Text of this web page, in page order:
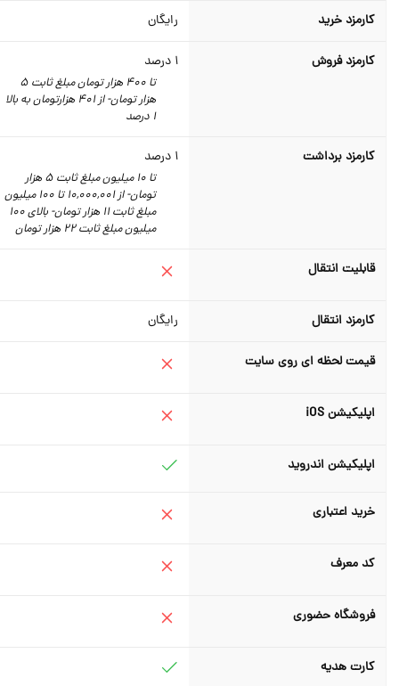
کارمزد خرید رایگان
کارمزد فروش درصد
تا 400 هزار تومان مبلغ ثابت 5
هزار تومان- از 401 هزارتومان به بالا
کارمزد برداشت درصد
تا 10 میلیون مبلغ ثابت 5 هزار
تومان- از 10,000,001 تا 100 میلیون
مبلغ ثابت 11 هزار تومان- بالای 100
میلیون مبلغ ثابت 22 هزار تومان
قابلیت انتقال
کارمزد انتقال رایگان
قیمت لحظه ای روی سایت
اپلیکیشن iOS
اپلیکیشن اندروید
خرید اعتباری
کد معرف
فروشگاه حضوری
کارت هدیه